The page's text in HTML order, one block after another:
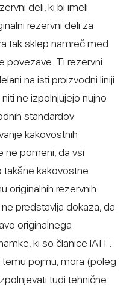
deli, ki bi imeli
rezervni deli za
tak sklep namreč med
povezave. Ti rezervni
na isti proizvodni liniji
ne izpolnjujejo nujno
standardov
kakovostnih
ne pomeni, da vsi
takšne kakovostne
originalnih rezervnih
predstavlja dokaza, da
originalnega
ki so članice IATF.
pojmu, mora (poleg
tudi tehnične